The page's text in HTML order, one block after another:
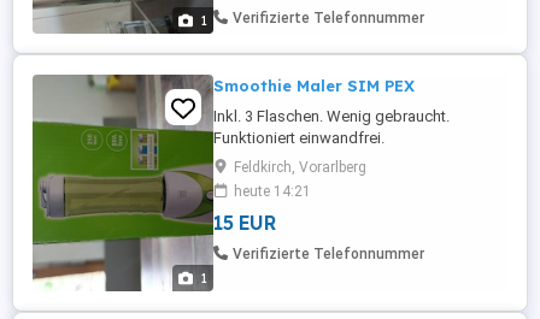
1
ausschließlich mit heißer Luft, wodurch
gelingen. ...
Verifizierte Telefonnummer
1
Smoothie Maler SIM PEX
Inkl. 3 Flaschen. Wenig gebraucht.
Funktioniert einwandfrei.
Feldkirch, Vorarlberg
heute 14:21
15 EUR
Verifizierte Telefonnummer